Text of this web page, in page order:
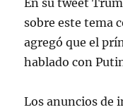
En su tweet
sobre este tema
agregó que el
hablado con
Los anuncios de